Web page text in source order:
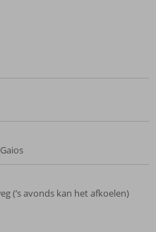
(’s avonds kan het afkoelen)